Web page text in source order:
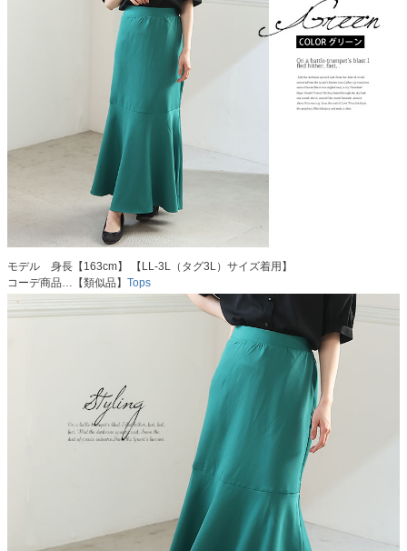
モデル 身長【163cm】 【LL-3L（タグ3L）サイズ着用】
コーデ商品…【類似品】 Tops